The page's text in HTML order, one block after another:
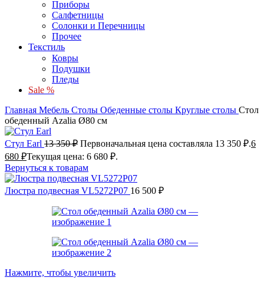
Приборы
Салфетницы
Солонки и Перечницы
Прочее
Текстиль
Ковры
Подушки
Пледы
Sale %
Главная Мебель Столы Обеденные столы Круглые столы Стол
обеденный Azalia Ø80 см
Стул Earl 13 350₽ Первоначальная цена составляла 13 350 ₽.6
680 ₽Текущая цена: 6 680 ₽.
Вернуться к товарам
Люстра подвесная VL5272P07 16 500 ₽
Нажмите, чтобы увеличить